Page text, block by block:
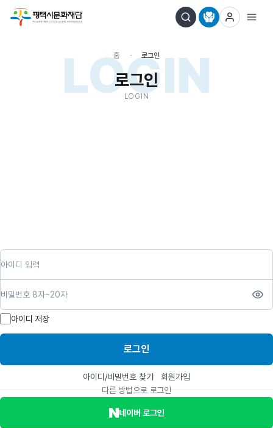
LOGIN
홈 로그인
로그인
LOGIN
아이디 저장
로그인
아이디/비밀번호 찾기
회원가입
다른 방법으로 로그인
네이버 로그인